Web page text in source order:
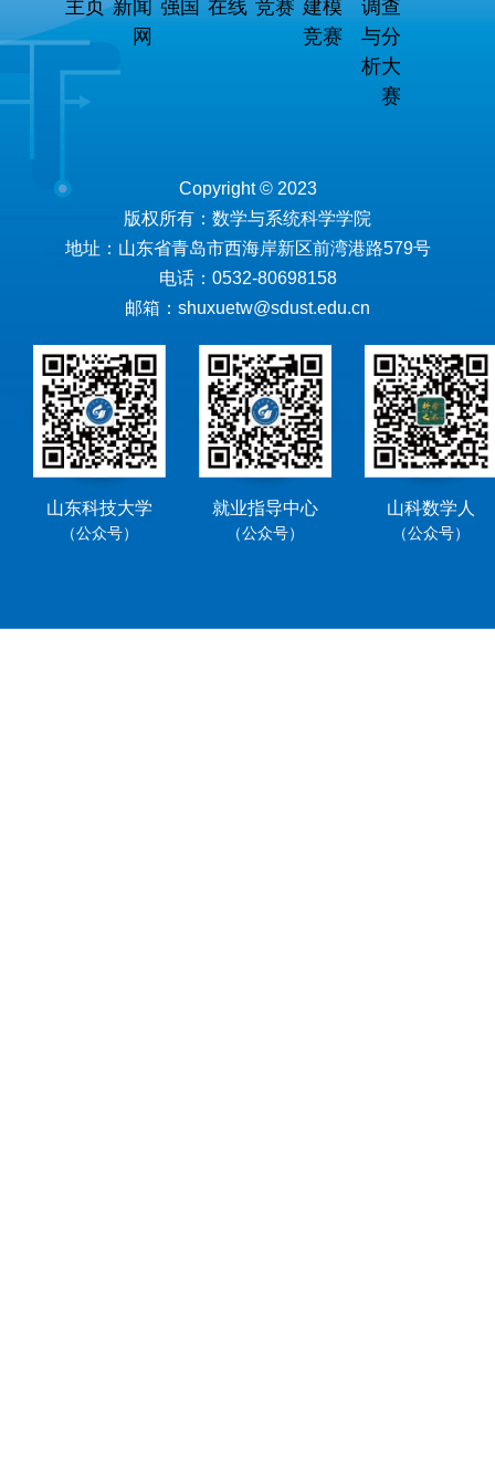
主页 新闻
网
强国 在线 竞赛 建模
竞赛
调查
与分
析大
赛
Copyright © 2023
版权所有：数学与系统科学学院
地址：山东省青岛市西海岸新区前湾港路579号
电话：0532-80698158
邮箱：shuxuetw@sdust.edu.cn
山东科技大学
（公众号）
就业指导中心
（公众号）
山科数学人
（公众号）